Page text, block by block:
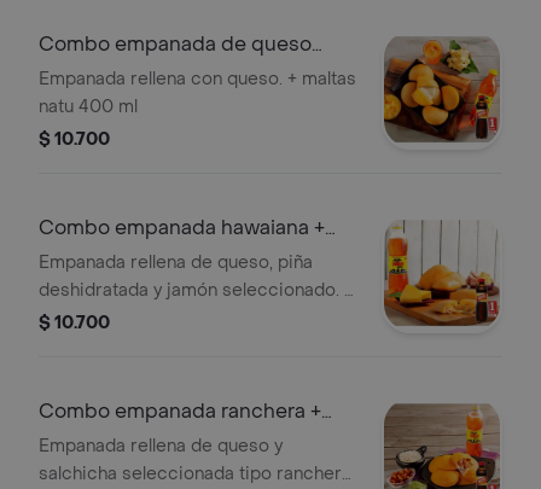
Combo empanada de queso
+natu malta
Empanada rellena con queso. + maltas
natu 400 ml
$ 10.700
Combo empanada hawaiana +
natu malta
Empanada rellena de queso, piña
deshidratada y jamón seleccionado. +
maltas natu malta 400 ml
$ 10.700
Combo empanada ranchera +
natu malta
Empanada rellena de queso y
salchicha seleccionada tipo ranchera.